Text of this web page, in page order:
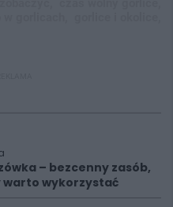
– bezcenny zasób,
warto wykorzystać